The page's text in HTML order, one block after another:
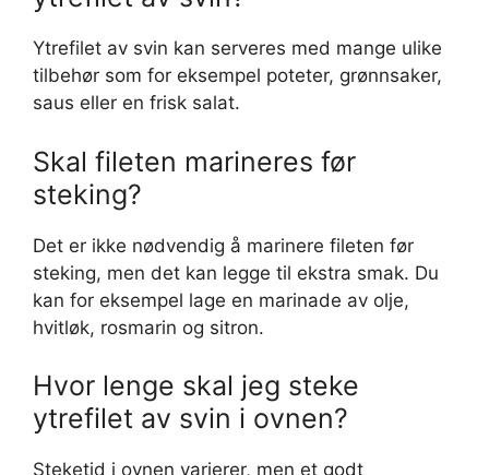
Ytrefilet av svin kan serveres med mange ulike
tilbehør som for eksempel poteter, grønnsaker,
saus eller en frisk salat.
Skal fileten marineres før
steking?
Det er ikke nødvendig å marinere fileten før
steking, men det kan legge til ekstra smak. Du
kan for eksempel lage en marinade av olje,
hvitløk, rosmarin og sitron.
Hvor lenge skal jeg steke
ytrefilet av svin i ovnen?
Steketid i ovnen varierer, men et godt